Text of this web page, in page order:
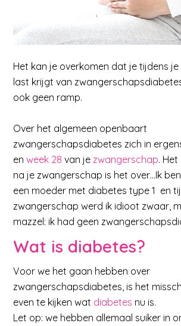
Het kan je overkomen dat je tijdens
last krijgt van
ook geen ramp.
Over het algemeen openbaart
zwangerschapsdiabetes zich in
enweek 28 van jezwangerschap.
na je zwangerschap is het over…Ik
een moeder met diabetes type 1 en
zwangerschap werd ik idioot zwaar,
mazzel: ik had geen
Wat is diabetes?
Voor we het gaan hebben over
zwangerschapsdiabetes, is het
even te kijken wat diabetes nu is.
Let op: we hebben allemaal suiker in